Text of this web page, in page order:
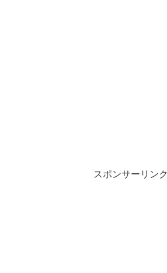
スポンサーリンク